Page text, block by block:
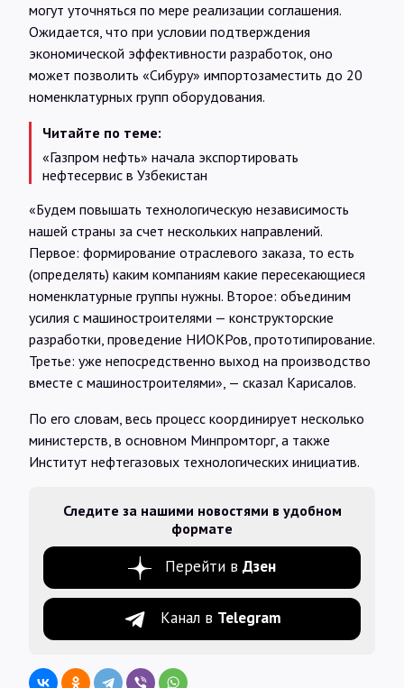
могут уточняться по мере реализации соглашения.
Ожидается, что при условии подтверждения
экономической эффективности разработок, оно
может позволить «Сибуру» импортозаместить до 20
номенклатурных групп оборудования.
Читайте по теме:
«Газпром нефть» начала экспортировать
нефтесервис в Узбекистан
«Будем повышать технологическую независимость
нашей страны за счет нескольких направлений.
Первое: формирование отраслевого заказа, то есть
(определять) каким компаниям какие пересекающиеся
номенклатурные группы нужны. Второе: объединим
усилия с машиностроителями — конструкторские
разработки, проведение НИОКРов, прототипирование.
Третье: уже непосредственно выход на производство
вместе с машиностроителями», — сказал Карисалов.
По его словам, весь процесс координирует несколько
министерств, в основном Минпромторг, а также
Институт нефтегазовых технологических инициатив.
Следите за нашими новостями в удобном
формате
Перейти в Дзен
Канал в Telegram